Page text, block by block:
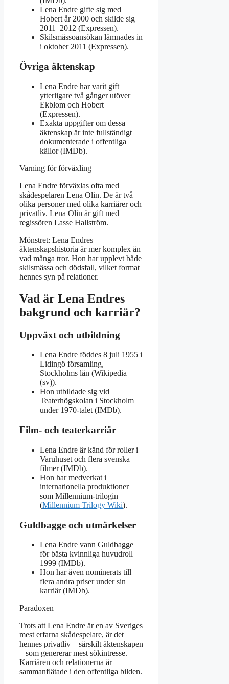
Lena Endre gifte sig med
Hobert år 2000 och skilde sig
2011–2012 (Expressen).
Skilsmässoansökan lämnades in
i oktober 2011 (Expressen).
Övriga äktenskap
Lena Endre har varit gift
ytterligare två gånger utöver
Ekblom och Hobert
(Expressen).
Exakta uppgifter om dessa
äktenskap är inte fullständigt
dokumenterade i offentliga
källor (IMDb).
Varning för förväxling
Lena Endre förväxlas ofta med
skådespelaren Lena Olin. De är två
olika personer med olika karriärer och
privatliv. Lena Olin är gift med
regissören Lasse Hallström.
Mönstret: Lena Endres
äktenskapshistoria är mer komplex än
vad många tror. Hon har upplevt både
skilsmässa och dödsfall, vilket format
hennes syn på relationer.
Vad är Lena Endres
bakgrund och karriär?
Uppväxt och utbildning
Lena Endre föddes 8 juli 1955 i
Lidingö församling,
Stockholms län (Wikipedia
(sv)).
Hon utbildade sig vid
Teaterhögskolan i Stockholm
under 1970-talet (IMDb).
Film- och teaterkarriär
Lena Endre är känd för roller i
Varuhuset och flera svenska
filmer (IMDb).
Hon har medverkat i
internationella produktioner
som Millennium-trilogin
(Millennium Trilogy Wiki).
Guldbagge och utmärkelser
Lena Endre vann Guldbagge
för bästa kvinnliga huvudroll
1999 (IMDb).
Hon har även nominerats till
flera andra priser under sin
karriär (IMDb).
Paradoxen
Trots att Lena Endre är en av Sveriges
mest erfarna skådespelare, är det
hennes privatliv – särskilt äktenskapen
– som genererar mest sökintresse.
Karriären och relationerna är
sammanflätade i den offentliga bilden.